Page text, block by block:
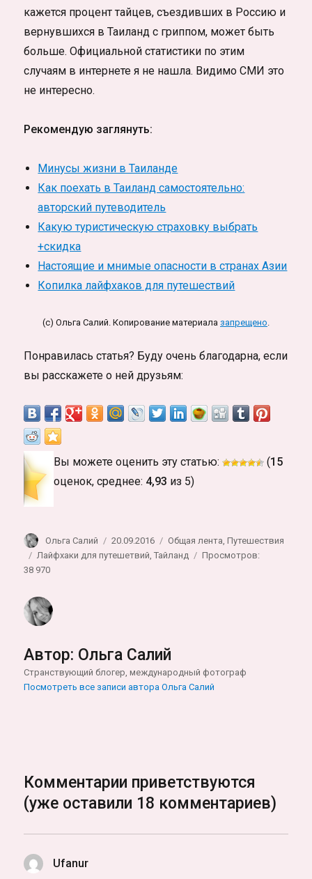
кажется процент тайцев, съездивших в Россию и
вернувшихся в Таиланд с гриппом, может быть
больше. Официальной статистики по этим
случаям в интернете я не нашла. Видимо СМИ это
не интересно.
Рекомендую заглянуть:
Минусы жизни в Таиланде
Как поехать в Таиланд самостоятельно:
авторский путеводитель
Какую туристическую страховку выбрать
+скидка
Настоящие и мнимые опасности в странах Азии
Копилка лайфхаков для путешествий
(c) Ольга Салий. Копирование материала запрещено.
Понравилась статья? Буду очень благодарна, если
вы расскажете о ней друзьям:
Вы можете оценить эту статью: (15
оценок, среднее: 4,93 из 5)
Автор
Ольга Салий Опубликовано
20.09.2016 Рубрики
Общая лента ,Путешествия
Метки
Лайфхаки для путешетвий ,Тайланд
Просмотров:
38 970
Автор: Ольга Салий
Странствующий блогер, международный фотограф
Посмотреть все записи автора Ольга Салий
Комментарии приветствуются
(уже оставили 18 комментариев)
Ufanur